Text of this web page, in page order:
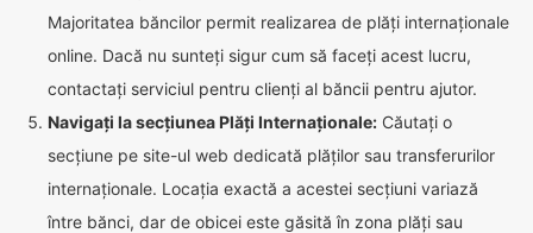
Majoritatea băncilor permit realizarea de plăți internaționale
online. Dacă nu sunteți sigur cum să faceți acest lucru,
contactați serviciul pentru clienți al băncii pentru ajutor.
Navigați la secțiunea Plăți Internaționale: Căutați o
secțiune pe site-ul web dedicată plăților sau transferurilor
internaționale. Locația exactă a acestei secțiuni variază
între bănci, dar de obicei este găsită în zona plăți sau